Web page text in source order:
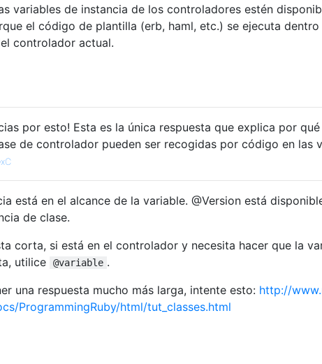
variables de instancia de los controladores estén
el código de plantilla (erb, haml, etc.) se ejecuta
controlador actual.
por esto! Esta es la única respuesta que explica por
de controlador pueden ser recogidas por código en las
está en el alcance de la variable. @Version está
de clase.
corta, si está en el controlador y necesita hacer que la
utilice
@variable .
una respuesta mucho más larga, intente esto: http://
ProgrammingRuby/html/tut_classes.html